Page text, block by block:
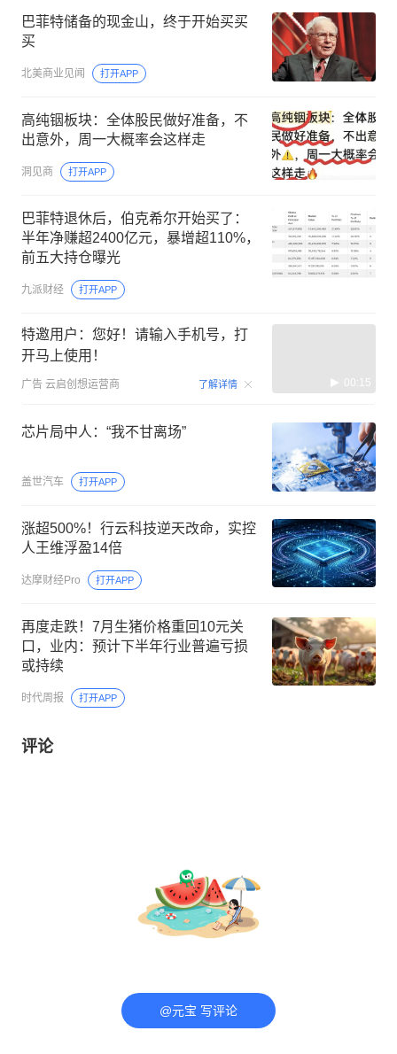
巴菲特储备的现金山，终于开始买买
买
北美商业见闻 打开APP
高纯铟板块：全体股民做好准备，不
出意外，周一大概率会这样走
洞见商 打开APP
巴菲特退休后，伯克希尔开始买了：
半年净赚超2400亿元，暴增超110%，
前五大持仓曝光
九派财经 打开APP
特邀用户：您好！请输入手机号，打
开马上使用！
广告 云启创想运营商 了解详情 00:15
芯片局中人：“我不甘离场”
盖世汽车 打开APP
涨超500%！行云科技逆天改命，实控
人王维浮盈14倍
达摩财经Pro 打开APP
再度走跌！7月生猪价格重回10元关
口，业内：预计下半年行业普遍亏损
或持续
时代周报 打开APP
评论
@元宝 写评论